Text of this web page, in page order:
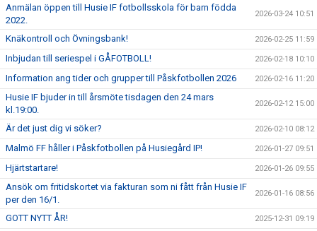
Anmälan öppen till Husie IF fotbollsskola för barn födda
2022.
2026-03-24 10:51
Knäkontroll och Övningsbank! 2026-02-25 11:59
Inbjudan till seriespel i GÅFOTBOLL! 2026-02-18 10:10
Information ang tider och grupper till Påskfotbollen 2026 2026-02-16 11:20
Husie IF bjuder in till årsmöte tisdagen den 24 mars
kl.19:00.
2026-02-12 15:00
Är det just dig vi söker? 2026-02-10 08:12
Malmö FF håller i Påskfotbollen på Husiegård IP! 2026-01-27 09:51
Hjärtstartare! 2026-01-26 09:55
Ansök om fritidskortet via fakturan som ni fått från Husie IF
per den 16/1.
2026-01-16 08:56
GOTT NYTT ÅR! 2025-12-31 09:19